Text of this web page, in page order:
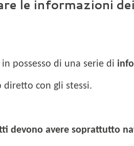
le informazioni
possesso di una serie di
con gli stessi.
devono avere soprattutto